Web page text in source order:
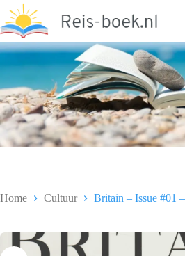
naar
de
inhoud
Home Cultuur Britain – Issue #01 –